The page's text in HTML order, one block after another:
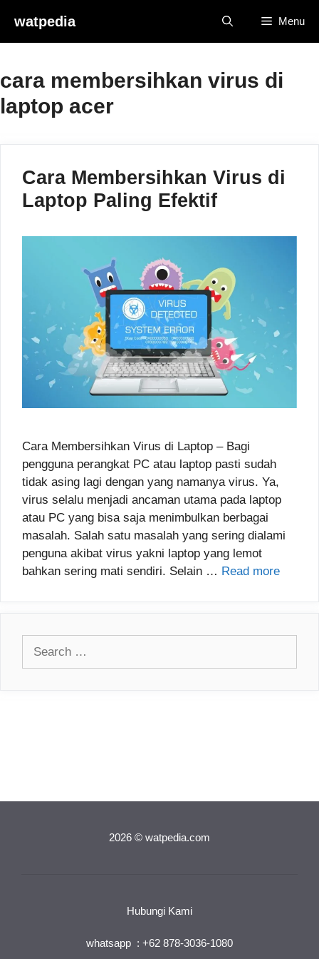
content
watpedia Menu
cara membersihkan virus di
laptop acer
Cara Membersihkan Virus di
Laptop Paling Efektif
Cara Membersihkan Virus di Laptop – Bagi
pengguna perangkat PC atau laptop pasti sudah
tidak asing lagi dengan yang namanya virus. Ya,
virus selalu menjadi ancaman utama pada laptop
atau PC yang bisa saja menimbulkan berbagai
masalah. Salah satu masalah yang sering dialami
penguna akibat virus yakni laptop yang lemot
bahkan sering mati sendiri. Selain … Read more
2026 © watpedia.com
Hubungi Kami
whatsapp : +62 878-3036-1080